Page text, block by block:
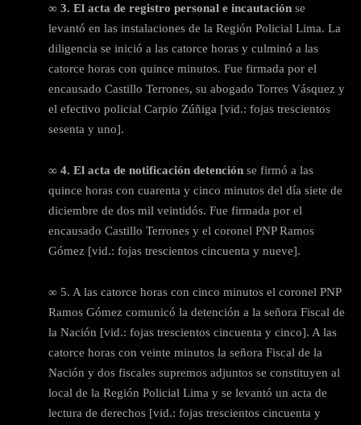
∞ 3. El acta de registro personal e incautación se
levantó en las instalaciones de la Región Policial Lima. La
diligencia se inició a las catorce horas y culminó a las
catorce horas con quince minutos. Fue firmada por el
encausado Castillo Terrones, su abogado Torres Vásquez y
el efectivo policial Carpio Zúñiga [vid.: fojas trescientos
sesenta y uno].
∞ 4. El acta de notificación detención se firmó a las
quince horas con cuarenta y cinco minutos del día siete de
diciembre de dos mil veintidós. Fue firmada por el
encausado Castillo Terrones y el coronel PNP Ramos
Gómez [vid.: fojas trescientos cincuenta y nueve].
∞ 5. A las catorce horas con cinco minutos el coronel PNP
Ramos Gómez comunicó la detención a la señora Fiscal de
la Nación [vid.: fojas trescientos cincuenta y cinco]. A las
catorce horas con veinte minutos la señora Fiscal de la
Nación y dos fiscales supremos adjuntos se constituyen al
local de la Región Policial Lima y se levantó un acta de
lectura de derechos [vid.: fojas trescientos cincuenta y